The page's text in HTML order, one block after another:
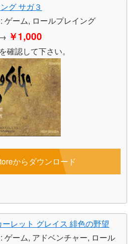
グ サガ３
ゲーム, ロールプレイング
→ ￥1,000
確認して下さい。
からダウンロード
レット グレイス 緋色の野望
ゲーム, アドベンチャー, ロール